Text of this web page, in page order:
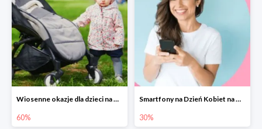
Wiosenne okazje dla dzieci na Allegro do -60%
60%
Smartfony na Dzień Kobiet na Allegro do -30%
30%